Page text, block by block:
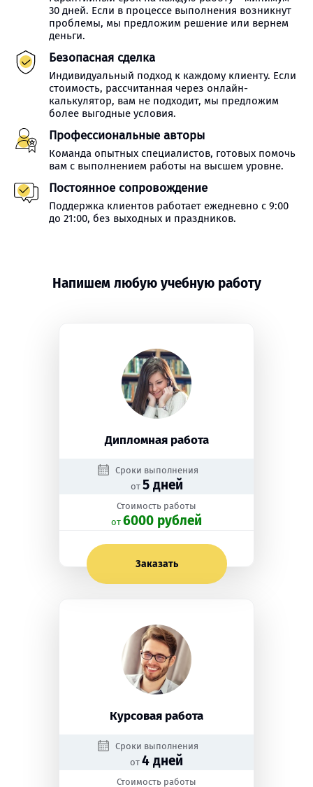
30 дней. Если в процессе выполнения возникнут
проблемы, мы предложим решение или вернем
деньги.
Безопасная сделка
Индивидуальный подход к каждому клиенту. Если
стоимость, рассчитанная через онлайн-
калькулятор, вам не подходит, мы предложим
более выгодные условия.
Профессиональные авторы
Команда опытных специалистов, готовых помочь
вам с выполнением работы на высшем уровне.
Постоянное сопровождение
Поддержка клиентов работает ежедневно с 9:00
до 21:00, без выходных и праздников.
Напишем любую учебную работу
Дипломная работа
Сроки выполнения
от 5 дней
Стоимость работы
oт 6000 рублей
Заказать
Курсовая работа
Сроки выполнения
от 4 дней
Стоимость работы